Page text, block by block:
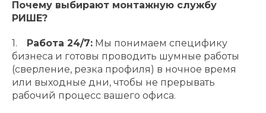
Почему выбирают монтажную службу
РИШЕ?
1. Работа 24/7: Мы понимаем специфику
бизнеса и готовы проводить шумные работы
(сверление, резка профиля) в ночное время
или выходные дни, чтобы не прерывать
рабочий процесс вашего офиса.